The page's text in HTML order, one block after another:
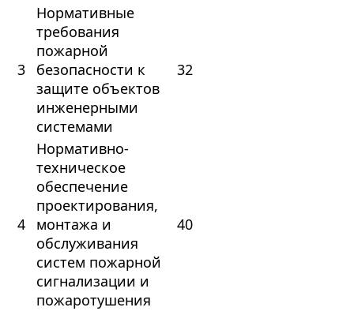
3
Нормативные
требования
пожарной
безопасности к
защите объектов
инженерными
системами
32
4
Нормативно-
техническое
обеспечение
проектирования,
монтажа и
обслуживания
систем пожарной
сигнализации и
пожаротушения
40